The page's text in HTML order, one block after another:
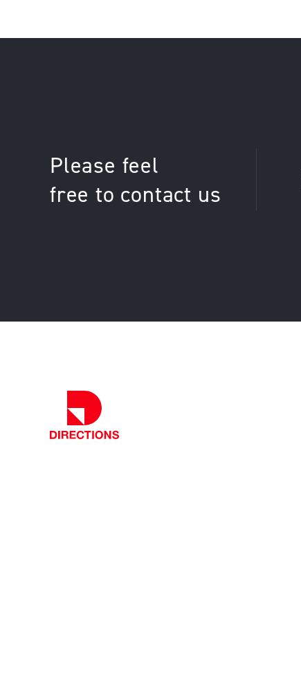
Please feel
free to contact us